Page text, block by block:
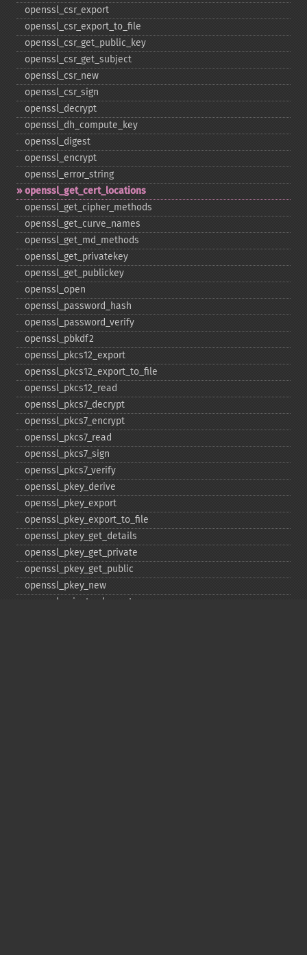
openssl_​csr_​export
openssl_​csr_​export_​to_​file
openssl_​csr_​get_​public_​key
openssl_​csr_​get_​subject
openssl_​csr_​new
openssl_​csr_​sign
openssl_​decrypt
openssl_​dh_​compute_​key
openssl_​digest
openssl_​encrypt
openssl_​error_​string
openssl_​get_​cert_​locations
openssl_​get_​cipher_​methods
openssl_​get_​curve_​names
openssl_​get_​md_​methods
openssl_​get_​privatekey
openssl_​get_​publickey
openssl_​open
openssl_​password_​hash
openssl_​password_​verify
openssl_​pbkdf2
openssl_​pkcs12_​export
openssl_​pkcs12_​export_​to_​file
openssl_​pkcs12_​read
openssl_​pkcs7_​decrypt
openssl_​pkcs7_​encrypt
openssl_​pkcs7_​read
openssl_​pkcs7_​sign
openssl_​pkcs7_​verify
openssl_​pkey_​derive
openssl_​pkey_​export
openssl_​pkey_​export_​to_​file
openssl_​pkey_​get_​details
openssl_​pkey_​get_​private
openssl_​pkey_​get_​public
openssl_​pkey_​new
openssl_​private_​decrypt